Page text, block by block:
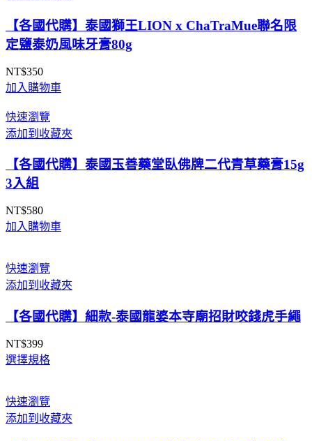
【各國代購】泰國獅王LION x ChaTraMue聯名限
定鹽泰奶風味牙膏80g
NT$350
加入購物車
快速瀏覽
添加到收藏夾
【各國代購】泰國玉善藥堂臥佛牌二代青草藥膏15g
3入組
NT$580
加入購物車
快速瀏覽
添加到收藏夾
【各國代購】細款-泰國龍婆本寺廟招財咬錢虎手繩
NT$399
選擇規格
快速瀏覽
添加到收藏夾